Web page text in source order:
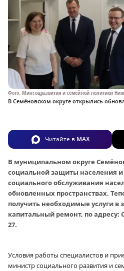
Фото: Минсоцразвития и семейной политики
В Семёновском округе открылись
Читайте в MAX
В муниципальном округе
социальной защиты населения
социального обслуживания
обновленных пространствах.
получить необходимые услуги в
капитальный ремонт, по адресу:
27.
Условия работы специалистов и
министр социального развития и